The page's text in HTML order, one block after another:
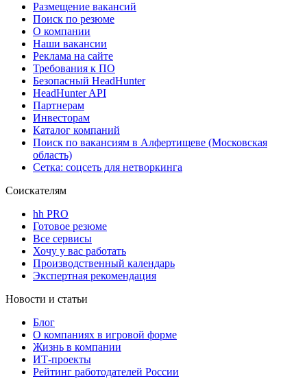
Размещение вакансий
Поиск по резюме
О компании
Наши вакансии
Реклама на сайте
Требования к ПО
Безопасный HeadHunter
HeadHunter API
Партнерам
Инвесторам
Каталог компаний
Поиск по вакансиям в Алфертищеве (Московская
область)
Сетка: соцсеть для нетворкинга
Соискателям
hh PRO
Готовое резюме
Все сервисы
Хочу у вас работать
Производственный календарь
Экспертная рекомендация
Новости и статьи
Блог
О компаниях в игровой форме
Жизнь в компании
ИТ-проекты
Рейтинг работодателей России